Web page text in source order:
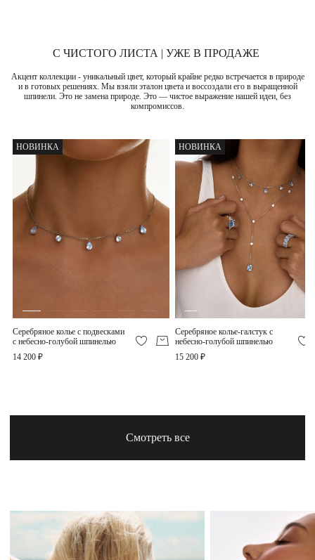
С ЧИСТОГО ЛИСТА | УЖЕ В ПРОДАЖЕ
Акцент коллекции - уникальный цвет, который крайне редко встречается в природе
и в готовых решениях. Мы взяли эталон цвета и воссоздали его в выращенной
шпинели. Это не замена природе. Это — чистое выражение нашей идеи, без
компромиссов.
НОВИНКА
Серебряное колье с подвесками
с небесно-голубой шпинелью
14 200 ₽
НОВИНКА
Серебряное колье-галстук с
небесно-голубой шпинелью
15 200 ₽
Смотреть все